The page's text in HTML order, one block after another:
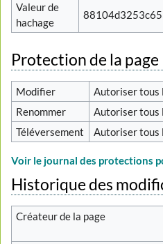
Valeur de
hachage
Protection de la page
Modifier
Autoriser tous
Renommer
Autoriser tous
Téléversement
Autoriser tous
Voir le journal des protections
Historique des
Créateur de la page